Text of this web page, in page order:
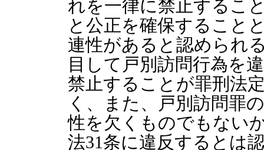
れを一律に禁止するこ
と公正を確保すること
連性があると認められ
目して戸別訪問行為を
禁止することが罪刑法
く、また、戸別訪問罪
性を欠くものでもない
法31条に違反するとは